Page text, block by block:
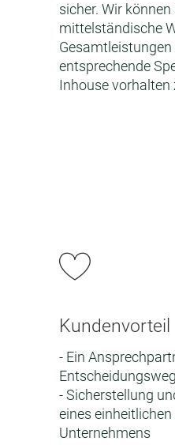
sicher. Wir
mittelständische
entsprechende
Inhouse vorhalten
Kundenvorteil
- Ein
- Sicherstellung
eines
Unternehmens